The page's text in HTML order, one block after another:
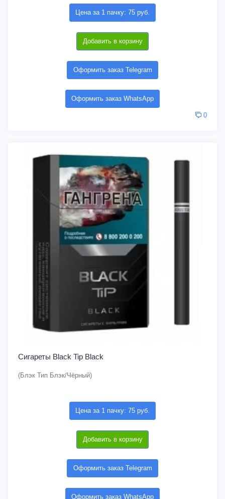
Цена за 1 пачку: 75 руб.
Добавить в корзину
Оформить заказ Telegram
Оформить заказ WhatsApp
0
Сигареты Black Tip Black
(Блэк Тип Блэк/Чёрный)
Цена за 1 пачку: 75 руб.
Добавить в корзину
Оформить заказ Telegram
Оформить заказ WhatsApp